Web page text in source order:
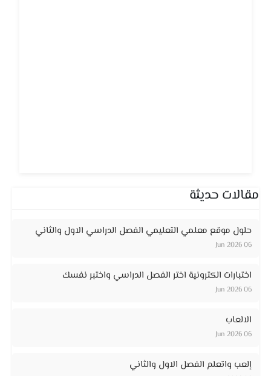
مقالات حديثة
حلول موقع معلمي التعليمي الفصل الدراسي الاول والثاني
06 Jun 2026
اختبارات الكترونية اختر الفصل الدراسي واختبر نفسك
06 Jun 2026
الالعاب
06 Jun 2026
إلعب واتعلم الفصل الاول والثاني